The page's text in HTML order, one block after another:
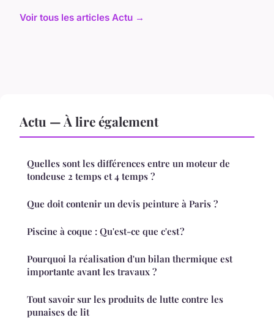
Voir tous les articles Actu →
Actu — À lire également
Quelles sont les différences entre un moteur de
tondeuse 2 temps et 4 temps ?
Que doit contenir un devis peinture à Paris ?
Piscine à coque : Qu'est-ce que c'est ?
Pourquoi la réalisation d'un bilan thermique est
importante avant les travaux ?
Tout savoir sur les produits de lutte contre les
punaises de lit